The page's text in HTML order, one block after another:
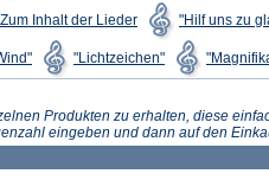
Zum Inhalt der Lieder
(Öffnet
in
einem
neuen
Tab)
"Hilf uns zu
(Öffnet
in
einem
Tab)
"Lichtzeichen"
(Öffnet
in
einem
Tab)
Produkten zu erhalten, diese
eingeben und dann auf den